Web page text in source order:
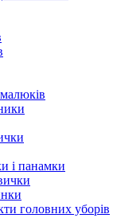
і панамки
головних уборів